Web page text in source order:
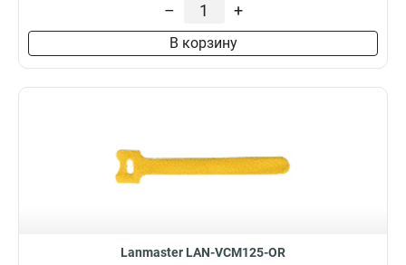
– +
В корзину
Lanmaster LAN-VCM125-OR